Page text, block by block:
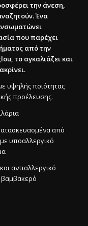
την άνεση,
Ένα
που παρέχει
από την
το αγκαλιάζει και
υψηλής ποιότητας
προέλευσης.
από
υποαλλεργικό
αντιαλλεργικό